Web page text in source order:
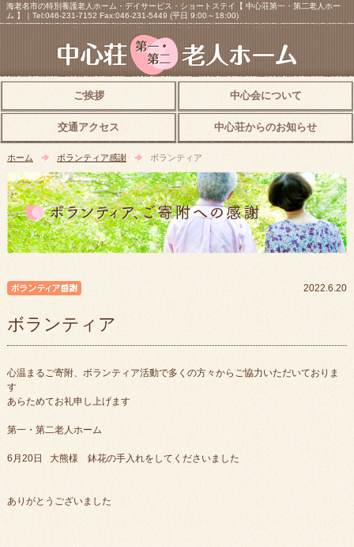
海老名市の特別養護老人ホーム・デイサービス・ショートステイ【 中心荘第一・第二老人ホー
ム 】｜Tel:046-231-7152 Fax:046-231-5449 (平日 9:00～18:00)
ご挨拶 中心会について
交通アクセス 中心荘からのお知らせ
ホーム ボランティア感謝 ボランティア
2022.6.20
ボランティア
心温まるご寄附、ボランティア活動で多くの方々からご協力いただいておりま
す
あらためてお礼申し上げます
第一・第二老人ホーム
6月20日 大熊様 鉢花の手入れをしてくださいました
ありがとうございました